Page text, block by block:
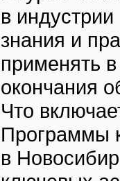
в
знания и
применять
окончания
Что
Программы
в